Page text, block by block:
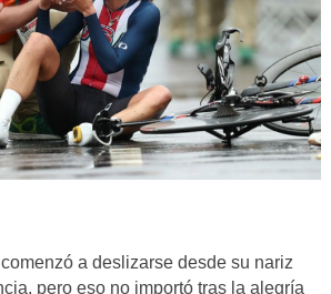
a deslizarse desde su nariz
pero eso no importó tras la alegría